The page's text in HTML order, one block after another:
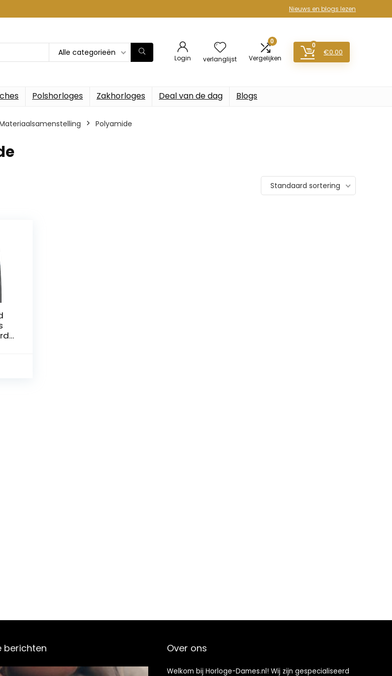
Nieuws en blogs lezen
Alle categorieën
Login verlanglijst
0
Vergelijken
0
€0.00
Polshorloges Zakhorloges Deal van de dag Blogs
‎Polyamide
Standaard sortering
berichten Over ons
Welkom bij Horloge-Dames.nl! Wij zijn gespecialiseerd